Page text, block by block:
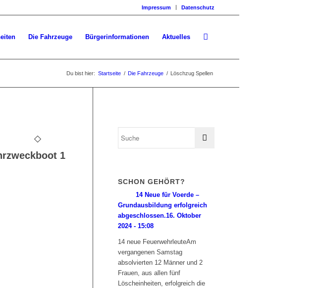
Impressum Datenschutz
Die Fahrzeuge Bürgerinformationen Aktuelles
Du bist hier: Startseite / Die Fahrzeuge / Löschzug Spellen
1
SCHON GEHÖRT?
14 Neue für Voerde –
Grundausbildung erfolgreich
abgeschlossen.16. Oktober
2024 - 15:08
14 neue FeuerwehrleuteAm
vergangenen Samstag
absolvierten 12 Männer und 2
Frauen, aus allen fünf
Löscheinheiten, erfolgreich die